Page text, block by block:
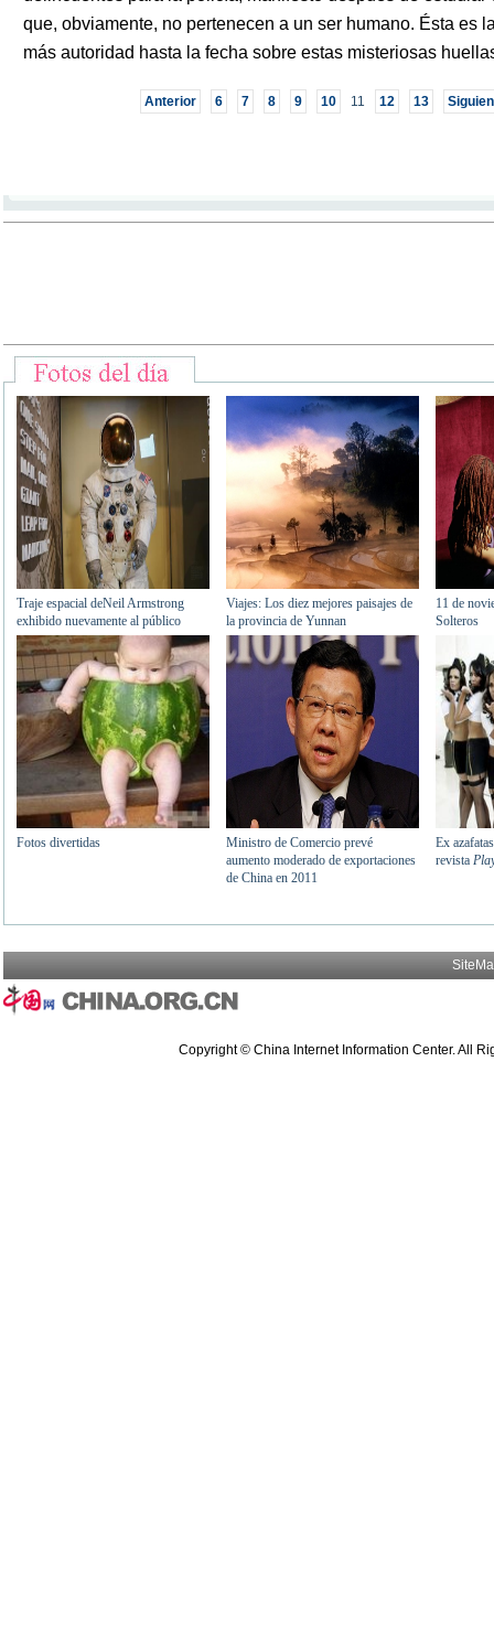
que, obviamente, no pertenecen a un ser humano. Ésta es
más autoridad hasta la fecha sobre estas misteriosas
Anterior 6 7 8 9 10 11 12 13
Copyright © China Internet Information Center. All